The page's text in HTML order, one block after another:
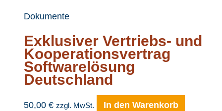
Dokumente
Exklusiver Vertriebs- und
Kooperationsvertrag
Softwarelösung
Deutschland
50,00 € zzgl. MwSt. In den Warenkorb